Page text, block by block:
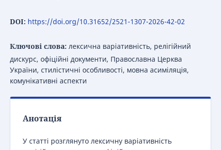
DOI: https://doi.org/10.31652/2521-1307-2026-42-02
Ключові слова: лексична варіативність, релігійний
дискурс, офіційні документи, Православна Церква
України, стилістичні особливості, мовна асиміляція,
комунікативні аспекти
Анотація
У статті розглянуто лексичну варіативність